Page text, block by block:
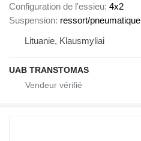
Configuration de l'essieu 4x2
Suspension ressort/pneumatique
Lituanie, Klausmyliai
UAB TRANSTOMAS